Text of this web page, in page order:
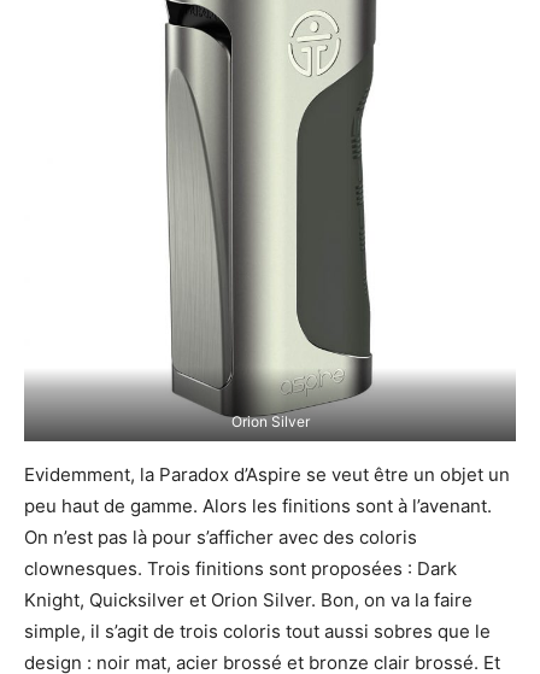
Orion Silver
Evidemment, la Paradox d’Aspire se veut être un objet un
peu haut de gamme. Alors les finitions sont à l’avenant.
On n’est pas là pour s’afficher avec des coloris
clownesques. Trois finitions sont proposées : Dark
Knight, Quicksilver et Orion Silver. Bon, on va la faire
simple, il s’agit de trois coloris tout aussi sobres que le
design : noir mat, acier brossé et bronze clair brossé. Et